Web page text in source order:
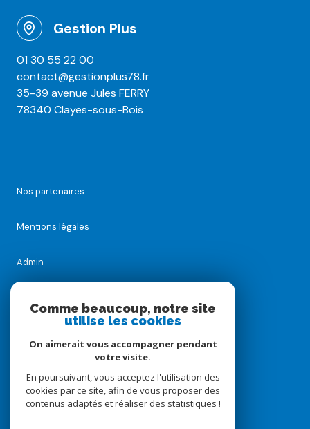
Gestion Plus
01 30 55 22 00
contact@gestionplus78.fr
35-39 avenue Jules FERRY
78340 Clayes-sous-Bois
Nos partenaires
Mentions légales
Admin
Comme beaucoup, notre site
utilise les cookies
On aimerait vous accompagner pendant
votre visite.
En poursuivant, vous acceptez l'utilisation des
cookies par ce site, afin de vous proposer des
contenus adaptés et réaliser des statistiques !